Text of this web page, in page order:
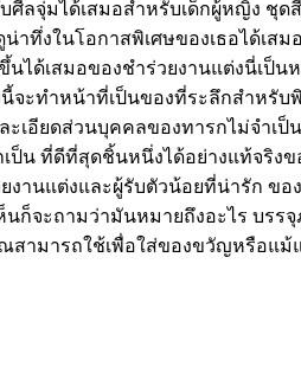
ลจุ่มได้เสมอสำหรับเด็กผู้หญิง ชุ
งในโอกาสพิเศษของเธอได้เส
ได้เสมอของชำร่วยงานแต่งนี่เ
ทำหน้าที่เป็นของที่ระลึกสำหรับ
อียดส่วนบุคคลของทารกไม่จำเ
ที่ดีที่สุดชิ้นหนึ่งได้อย่างแท้จริงข
งานแต่งและผู้รับตัวน้อยที่น่ารัก
จะถามว่ามันหมายถึงอะไร บร
สามารถใช้เพื่อใส่ของขวัญหรือแ